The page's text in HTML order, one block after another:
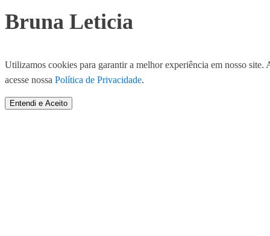
Bruna Leticia
Utilizamos cookies para garantir a melhor experiência em nosso
acesse nossa Política de Privacidade.
Entendi e Aceito